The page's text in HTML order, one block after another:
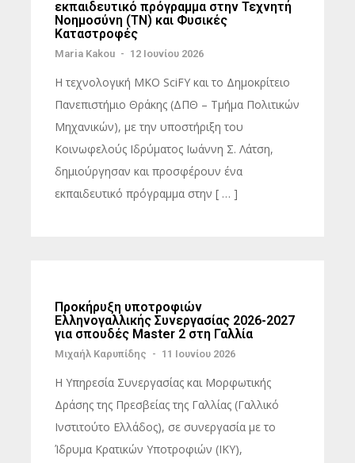
εκπαιδευτικό πρόγραμμα στην Τεχνητή
Νοημοσύνη (ΤΝ) και Φυσικές
Καταστροφές
Maria Kakou - 12 Ιουνίου 2026
Η τεχνολογική MKO SciFY και το Δημοκρίτειο
Πανεπιστήμιο Θράκης (ΔΠΘ – Τμήμα Πολιτικών
Μηχανικών), με την υποστήριξη του
Κοινωφελούς Ιδρύματος Ιωάννη Σ. Λάτση,
δημιούργησαν και προσφέρουν ένα
εκπαιδευτικό πρόγραμμα στην [ … ]
Προκήρυξη υποτροφιών
Ελληνογαλλικής Συνεργασίας 2026-2027
για σπουδές Master 2 στη Γαλλία
Μιχαήλ Καρυπίδης - 11 Ιουνίου 2026
Η Υπηρεσία Συνεργασίας και Μορφωτικής
Δράσης της Πρεσβείας της Γαλλίας (Γαλλικό
Ινστιτούτο Ελλάδος), σε συνεργασία με το
Ίδρυμα Κρατικών Υποτροφιών (ΙΚΥ),